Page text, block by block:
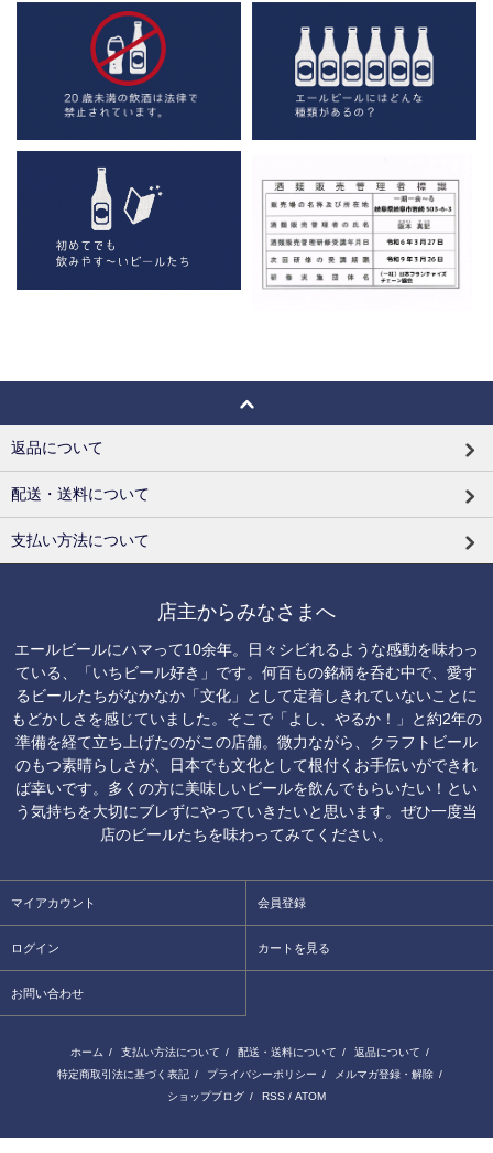
返品について
配送・送料について
支払い方法について
店主からみなさまへ
エールビールにハマって10余年。日々シビれるような感動を味わっ
ている、「いちビール好き」です。何百もの銘柄を呑む中で、愛す
るビールたちがなかなか「文化」として定着しきれていないことに
もどかしさを感じていました。そこで「よし、やるか！」と約2年の
準備を経て立ち上げたのがこの店舗。微力ながら、クラフトビール
のもつ素晴らしさが、日本でも文化として根付くお手伝いができれ
ば幸いです。多くの方に美味しいビールを飲んでもらいたい！とい
う気持ちを大切にブレずにやっていきたいと思います。ぜひ一度当
店のビールたちを味わってみてください。
マイアカウント 会員登録
ログイン カートを見る
お問い合わせ
ホーム / 支払い方法について / 配送・送料について / 返品について /
特定商取引法に基づく表記 / プライバシーポリシー / メルマガ登録・解除 /
ショップブログ / RSS / ATOM